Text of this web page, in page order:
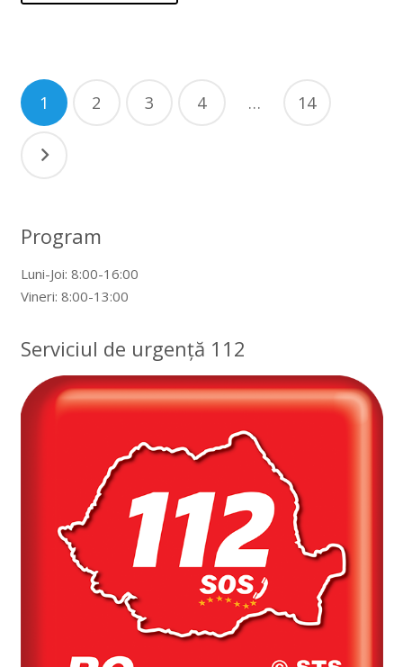
Navigare
în
articole
1 2 3 4 … 14
Program
Luni-Joi: 8:00-16:00
Vineri: 8:00-13:00
Serviciul de urgență 112